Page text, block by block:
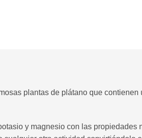
plantas de plátano que contienen
y magnesio con las propiedades